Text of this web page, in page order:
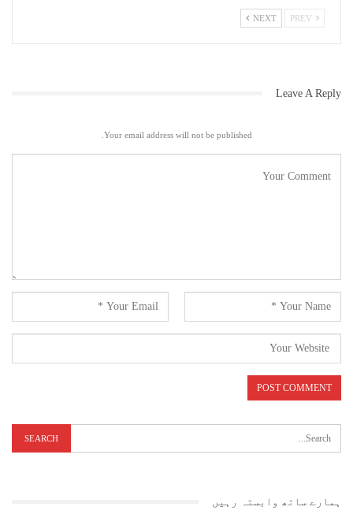
NEXT
Leave A Reply
Your email address will not be published.
ہمارے ساتھ وابستہ رہیں